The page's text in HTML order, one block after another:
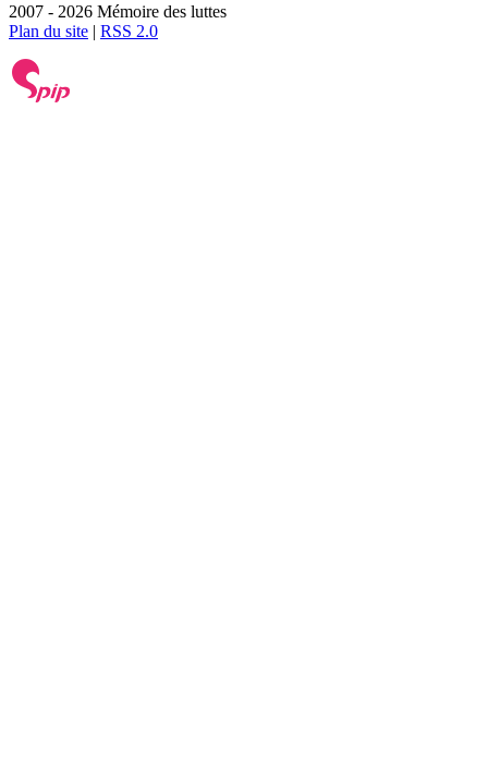
2007 - 2026 Mémoire des luttes
Plan du site | RSS 2.0